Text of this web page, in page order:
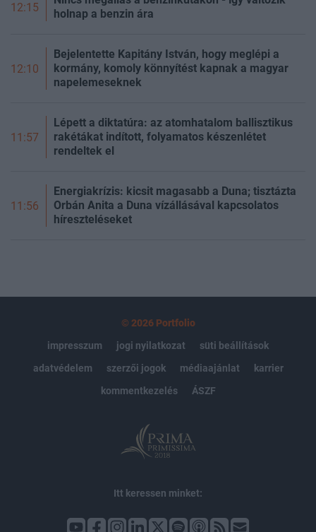
12:15
holnap a benzin ára
12:10
Bejelentette Kapitány István, hogy meglépi a
kormány, komoly könnyítést kapnak a magyar
napelemeseknek
11:57
Lépett a diktatúra: az atomhatalom ballisztikus
rakétákat indított, folyamatos készenlétet
rendeltek el
11:56
Energiakrízis: kicsit magasabb a Duna; tisztázta
Orbán Anita a Duna vízállásával kapcsolatos
híreszteléseket
© 2026 Portfolio
impresszum
jogi nyilatkozat
süti beállítások
adatvédelem
szerzői jogok médiaajánlat
karrier
kommentkezelés
ÁSZF
Itt keressen minket: